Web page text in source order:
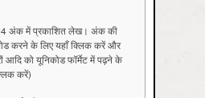
अंक में प्रकाशित लेख। अंक की
करने के लिए यहाँ क्लिक करें और
को यूनिकोड फॉर्मेट में पढ़ने के
करें)